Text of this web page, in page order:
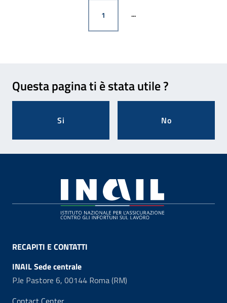
PAGINA
1
Questa pagina ti è stata utile ?
Si No
RECAPITI E CONTATTI
INAIL Sede centrale
P.le Pastore 6, 00144 Roma (RM)